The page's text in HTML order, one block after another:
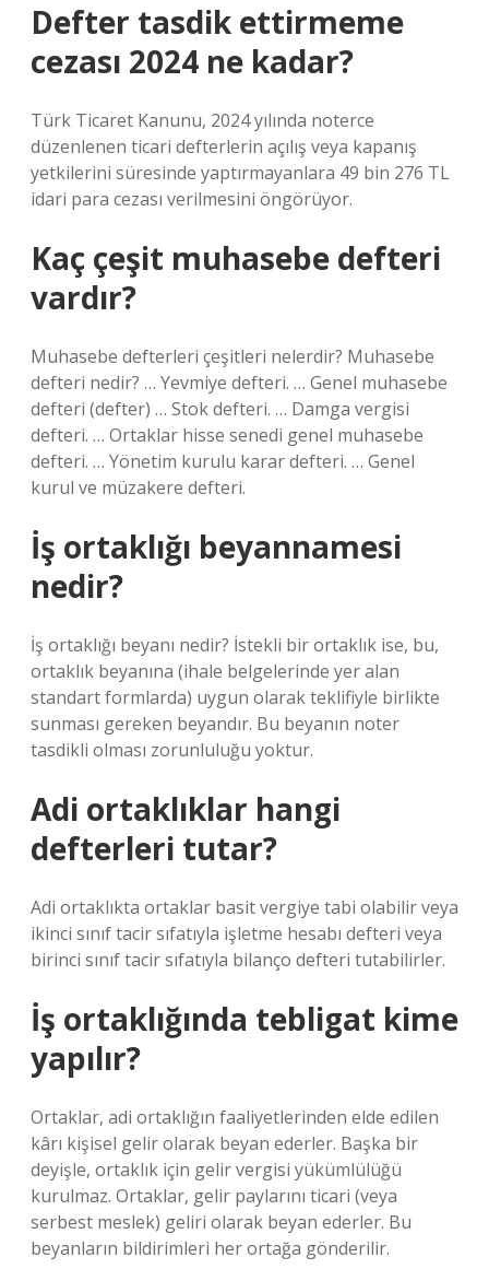
Defter tasdik ettirmeme
cezası 2024 ne kadar?
Türk Ticaret Kanunu, 2024 yılında noterce
düzenlenen ticari defterlerin açılış veya kapanış
yetkilerini süresinde yaptırmayanlara 49 bin 276 TL
idari para cezası verilmesini öngörüyor.
Kaç çeşit muhasebe defteri
vardır?
Muhasebe defterleri çeşitleri nelerdir? Muhasebe
defteri nedir? … Yevmiye defteri. … Genel muhasebe
defteri (defter) … Stok defteri. … Damga vergisi
defteri. … Ortaklar hisse senedi genel muhasebe
defteri. … Yönetim kurulu karar defteri. … Genel
kurul ve müzakere defteri.
İş ortaklığı beyannamesi
nedir?
İş ortaklığı beyanı nedir? İstekli bir ortaklık ise, bu,
ortaklık beyanına (ihale belgelerinde yer alan
standart formlarda) uygun olarak teklifiyle birlikte
sunması gereken beyandır. Bu beyanın noter
tasdikli olması zorunluluğu yoktur.
Adi ortaklıklar hangi
defterleri tutar?
Adi ortaklıkta ortaklar basit vergiye tabi olabilir veya
ikinci sınıf tacir sıfatıyla işletme hesabı defteri veya
birinci sınıf tacir sıfatıyla bilanço defteri tutabilirler.
İş ortaklığında tebligat kime
yapılır?
Ortaklar, adi ortaklığın faaliyetlerinden elde edilen
kârı kişisel gelir olarak beyan ederler. Başka bir
deyişle, ortaklık için gelir vergisi yükümlülüğü
kurulmaz. Ortaklar, gelir paylarını ticari (veya
serbest meslek) geliri olarak beyan ederler. Bu
beyanların bildirimleri her ortağa gönderilir.